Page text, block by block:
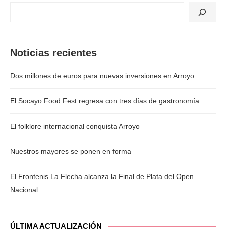
Noticias recientes
Dos millones de euros para nuevas inversiones en Arroyo
El Socayo Food Fest regresa con tres días de gastronomía
El folklore internacional conquista Arroyo
Nuestros mayores se ponen en forma
El Frontenis La Flecha alcanza la Final de Plata del Open
Nacional
ÚLTIMA ACTUALIZACIÓN